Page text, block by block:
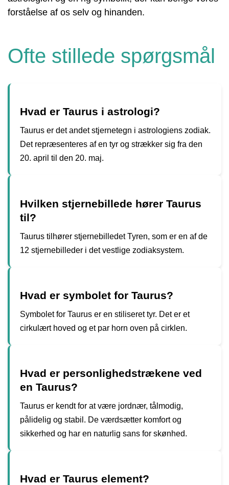
forståelse af os selv og hinanden.
Ofte stillede spørgsmål
Hvad er Taurus i astrologi?
Taurus er det andet stjernetegn i astrologiens zodiak.
Det repræsenteres af en tyr og strækker sig fra den
20. april til den 20. maj.
Hvilken stjernebillede hører Taurus
til?
Taurus tilhører stjernebilledet Tyren, som er en af de
12 stjernebilleder i det vestlige zodiaksystem.
Hvad er symbolet for Taurus?
Symbolet for Taurus er en stiliseret tyr. Det er et
cirkulært hoved og et par horn oven på cirklen.
Hvad er personlighedstrækene ved
en Taurus?
Taurus er kendt for at være jordnær, tålmodig,
pålidelig og stabil. De værdsætter komfort og
sikkerhed og har en naturlig sans for skønhed.
Hvad er Taurus element?